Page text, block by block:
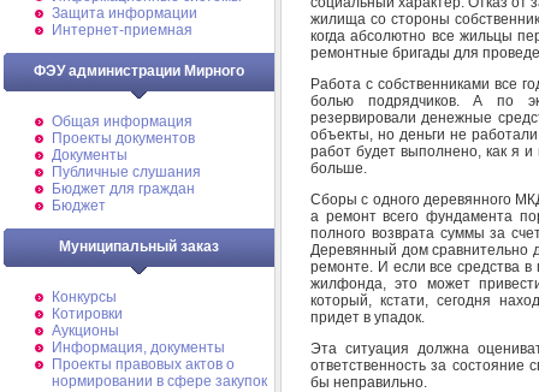
Защита информации
Интернет-приемная
ФЭУ администрации Мирного
Общая информация
Проекты документов
Документы
Публичные слушания
Бюджет для граждан
Бюджет
Муниципальный заказ
Конкурсы
Котировки
Аукционы
Информация, документы
Проекты правовых актов о
нормировании в сфере закупок
жилища со стороны
когда абсолютно все жильцы
ремонтные бригады для
Работа с собственниками все
болью подрядчиков. А по
резервировали денежные
объекты, но деньги не
работ будет выполнено, как я
больше.
Сборы с одного деревянного
а ремонт всего фундамента
полного возврата суммы за
Деревянный дом сравнительно
ремонте. И если все средства
жилфонда, это может
который, кстати, сегодня
придет в упадок.
Эта ситуация должна
ответственность за состояние
бы неправильно.